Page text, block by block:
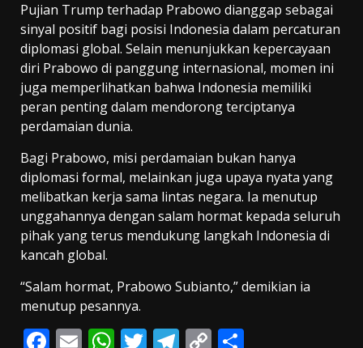
Pujian Trump terhadap Prabowo dianggap sebagai
sinyal positif bagi posisi Indonesia dalam percaturan
diplomasi global. Selain menunjukkan kepercayaan
diri Prabowo di panggung internasional, momen ini
juga memperlihatkan bahwa Indonesia memiliki
peran penting dalam mendorong terciptanya
perdamaian dunia.
Bagi Prabowo, misi perdamaian bukan hanya
diplomasi formal, melainkan juga upaya nyata yang
melibatkan kerja sama lintas negara. Ia menutup
unggahannya dengan salam hormat kepada seluruh
pihak yang terus mendukung langkah Indonesia di
kancah global.
“Salam hormat, Prabowo Subianto,” demikian ia
menutup pesannya.